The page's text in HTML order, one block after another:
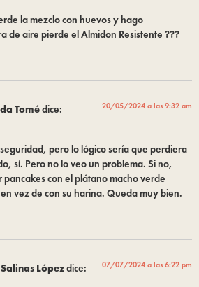
la mezclo con huevos y hago
de aire pierde el Almidon Resistente ???
Tomédice: 20/05/2024 a las 9:32 am
pero lo lógico sería que perdiera
sí. Pero no lo veo un problema. Si no,
con el plátano macho verde
vez de con su harina. Queda muy bien.
Lópezdice: 07/07/2024 a las 6:22 pm